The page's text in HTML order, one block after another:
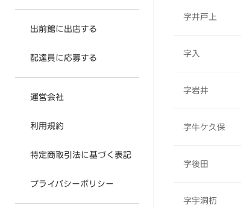
出前館に出店する
配達員に応募する
運営会社
利用規約
特定商取引法に基づく表記
プライバシーポリシー
字井戸上
字入
字岩井
字牛ケ久保
字後田
字宇洞杤